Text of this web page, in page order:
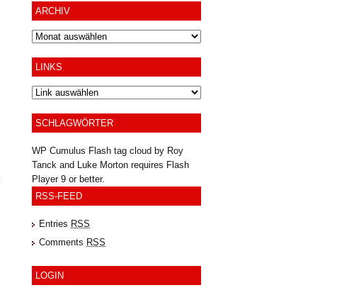
ARCHIV
Archiv
LINKS
SCHLAGWÖRTER
WP Cumulus Flash tag cloud by Roy
Tanck and Luke Morton requires Flash
Player9 or better.
RSS-FEED
Entries RSS
Comments RSS
LOGIN